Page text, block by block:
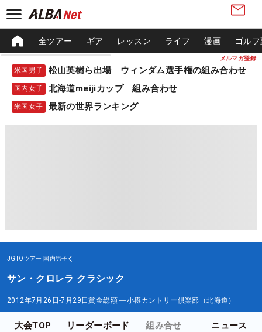
メルマガ登録
全ツアー ギア レッスン ライフ 漫画 ゴル
米国男子 松山英樹ら出場 ウィンダム選手権の組み合わせ
国内女子 北海道meijiカップ 組み合わせ
米国女子 最新の世界ランキング
JGTOツアー 国内男子
サン・クロレラ クラシック
2012年7月26日-7月29日賞金総額 ―小樽カントリー倶楽部（北海道）
大会TOP リーダーボード 組み合せ ニュース